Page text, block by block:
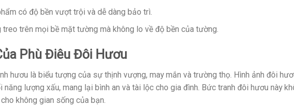
có độ bền vượt trội và dễ dàng bảo trì.
treo trên mọi bề mặt tường mà không lo về độ bền của tường.
Phù Điêu Đôi Hươu
hươu là biểu tượng của sự thịnh vượng, may mắn và trường thọ. Hình ảnh đôi
lượng xấu, mang lại bình an và tài lộc cho gia đình. Bức tranh đôi hươu này
không gian sống của bạn.